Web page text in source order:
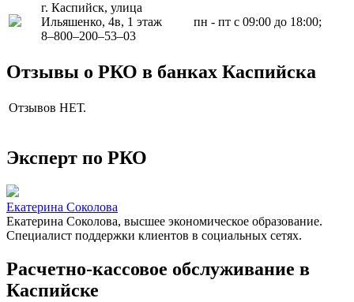
г. Каспийск, улица
Ильяшенко, 4в, 1 этаж
8‒800‒200‒53‒03
пн - пт с 09:00 до 18:00;
Отзывы о РКО в банках Каспийска
Отзывов НЕТ.
Эксперт по РКО
Екатерина Соколова
Екатерина Соколова, высшее экономическое образование.
Специалист поддержки клиентов в социальных сетях.
Расчетно-кассовое обслуживание в
Каспийске